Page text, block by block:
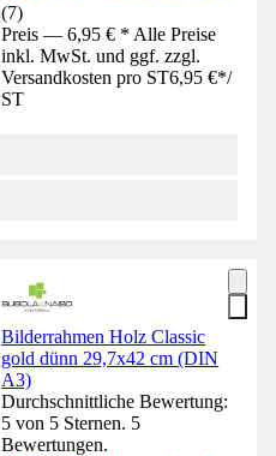
(7)
Preis — 6,95 € * Alle Preise
inkl. MwSt. und ggf. zzgl.
Versandkosten pro ST6,95 €*/
ST
Bilderrahmen Holz Classic
gold dünn 29,7x42 cm (DIN
A3)
Durchschnittliche Bewertung:
5 von 5 Sternen. 5
Bewertungen.